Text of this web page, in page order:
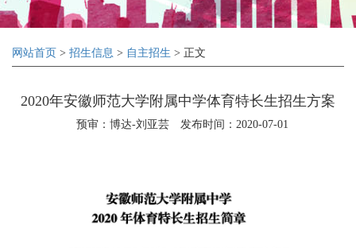
网站首页 > 招生信息 > 自主招生 > 正文
2020年安徽师范大学附属中学体育特长生招生方案
预审：博达-刘亚芸 发布时间：2020-07-01